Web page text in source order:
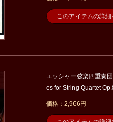
このアイテムの詳細
エッシャー弦楽四重奏
es for String Quartet
価格：2,966円